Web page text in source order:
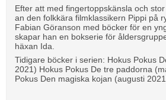
Efter att med fingertoppskänsla och
an den folkkära filmklassikern Pippi på
Fabian Göranson med böcker för en
skapar han en bokserie för
häxan Ida.
Tidigare böcker i serien: Hokus Pokus
2021) Hokus Pokus De tre paddorna
Pokus Den magiska kojan (augusti